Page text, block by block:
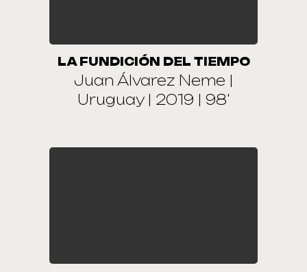
LA FUNDICIÓN DEL TIEMPO
Juan Álvarez Neme |
Uruguay | 2019 | 98'